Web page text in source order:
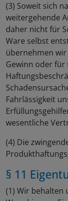
(3) Soweit sich
weitergehende
daher nicht für
Ware selbst
übernehmen
Gewinn oder für
Fahrlässigkeit
wesentliche
(4) Die
§ 11
(1) Wir behalten